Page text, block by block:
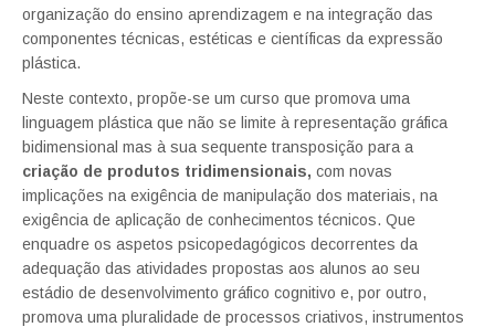
organização do ensino aprendizagem e na integração das
componentes técnicas, estéticas e científicas da expressão
plástica.
Neste contexto, propõe-se um curso que promova uma
linguagem plástica que não se limite à representação gráfica
bidimensional mas à sua sequente transposição para a
criação de produtos tridimensionais, com novas
implicações na exigência de manipulação dos materiais, na
exigência de aplicação de conhecimentos técnicos. Que
enquadre os aspetos psicopedagógicos decorrentes da
adequação das atividades propostas aos alunos ao seu
estádio de desenvolvimento gráfico cognitivo e, por outro,
promova uma pluralidade de processos criativos, instrumentos